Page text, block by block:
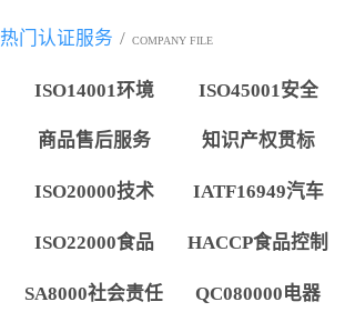
热门认证服务 / COMPANY FILE
ISO14001环境 ISO45001安全
商品售后服务 知识产权贯标
ISO20000技术 IATF16949汽车
ISO22000食品 HACCP食品控制
SA8000社会责任 QC080000电器